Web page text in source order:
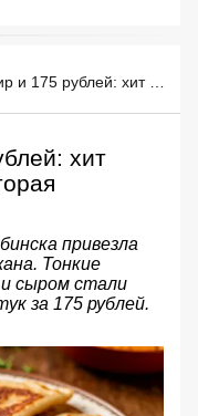
хит
привезла
Тонкие
сыром стали
за 175 рублей.